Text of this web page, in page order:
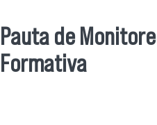
Se encuentra
Pauta de
Formativa